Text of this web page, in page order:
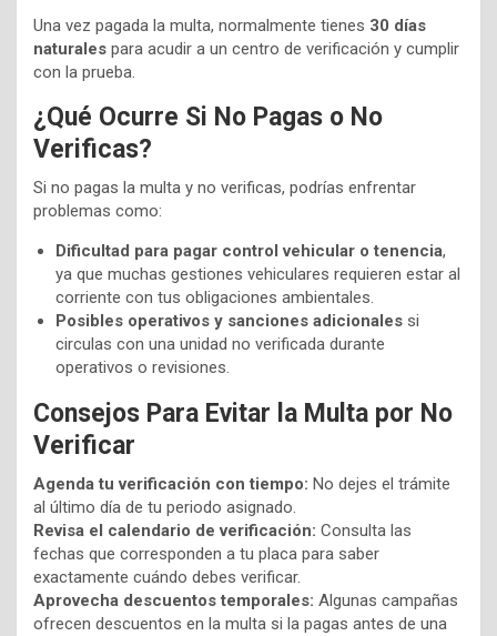
Una vez pagada la multa, normalmente tienes 30 días
naturales para acudir a un centro de verificación y cumplir
con la prueba.
¿Qué Ocurre Si No Pagas o No
Verificas?
Si no pagas la multa y no verificas, podrías enfrentar
problemas como:
Dificultad para pagar control vehicular o tenencia,
ya que muchas gestiones vehiculares requieren estar al
corriente con tus obligaciones ambientales.
Posibles operativos y sanciones adicionales si
circulas con una unidad no verificada durante
operativos o revisiones.
Consejos Para Evitar la Multa por No
Verificar
Agenda tu verificación con tiempo: No dejes el trámite
al último día de tu periodo asignado.
Revisa el calendario de verificación: Consulta las
fechas que corresponden a tu placa para saber
exactamente cuándo debes verificar.
Aprovecha descuentos temporales: Algunas campañas
ofrecen descuentos en la multa si la pagas antes de una